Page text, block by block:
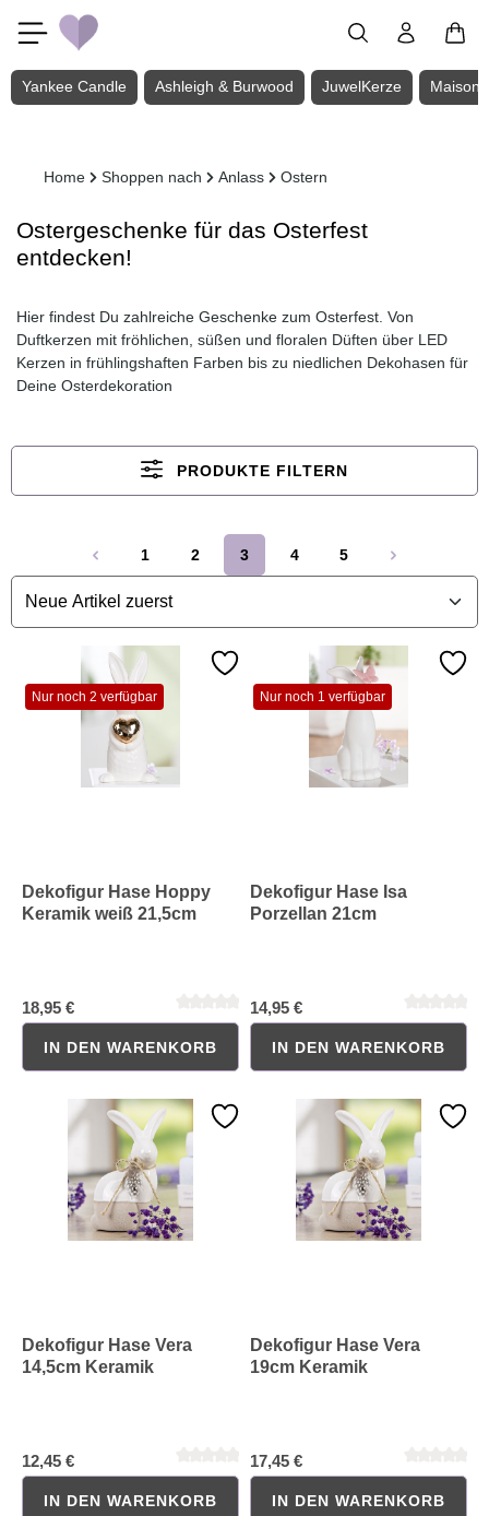
Zum Hauptinhalt springen
Yankee Candle Ashleigh & Burwood JuwelKerze Maison
Home Shoppen nach Anlass Ostern
Ostergeschenke für das Osterfest
entdecken!
Hier findest Du zahlreiche Geschenke zum Osterfest. Von
Duftkerzen mit fröhlichen, süßen und floralen Düften über LED
Kerzen in frühlingshaften Farben bis zu niedlichen Dekohasen für
Deine Osterdekoration
PRODUKTE FILTERN
Seite
1
Seite
2
Seite
3
Seite
4
Seite
5
Nur noch 2 verfügbar
Dekofigur Hase Hoppy
Keramik weiß 21,5cm
18,95 €
Durchschnittliche Bewertung von 0 von 5 Sternen
IN DEN WARENKORB
Nur noch 1 verfügbar
Dekofigur Hase Isa
Porzellan 21cm
14,95 €
Durchschnittliche Bewertung
IN DEN WARENKORB
Dekofigur Hase Vera
14,5cm Keramik
12,45 €
IN DEN WARENKORB
Dekofigur Hase Vera
19cm Keramik
17,45 €
IN DEN WARENKORB